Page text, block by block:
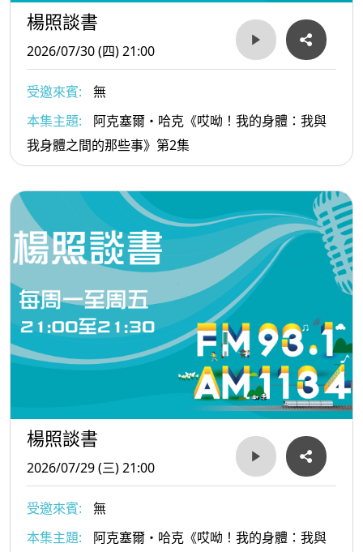
楊照談書
2026/07/30 (四) 21:00
受邀來賓:
無
本集主題:
阿克塞爾・哈克《哎呦！我的身體：我與
我身體之間的那些事》第2集
楊照談書
2026/07/29 (三) 21:00
受邀來賓:
無
本集主題:
阿克塞爾・哈克《哎呦！我的身體：我與